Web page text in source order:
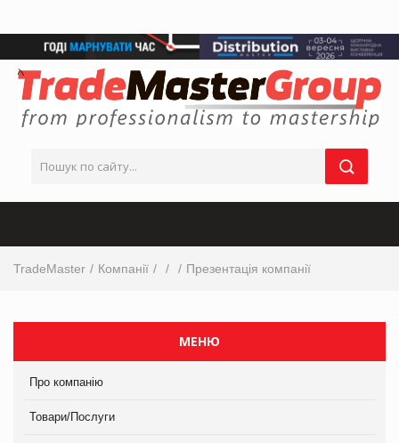
TradeMaster Компанії Презентація компанії
МЕНЮ
Про компанію
Товари/Послуги